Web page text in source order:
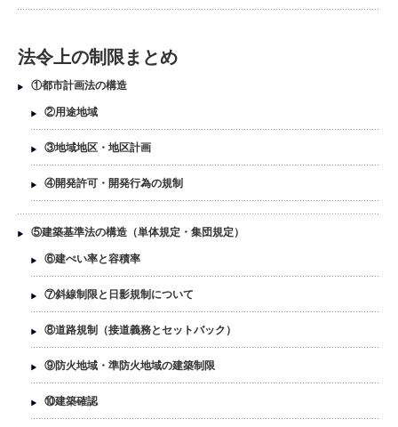
法令上の制限まとめ
①都市計画法の構造
②用途地域
③地域地区・地区計画
④開発許可・開発行為の規制
⑤建築基準法の構造（単体規定・集団規定）
⑥建ぺい率と容積率
⑦斜線制限と日影規制について
⑧道路規制（接道義務とセットバック）
⑨防火地域・準防火地域の建築制限
⑩建築確認